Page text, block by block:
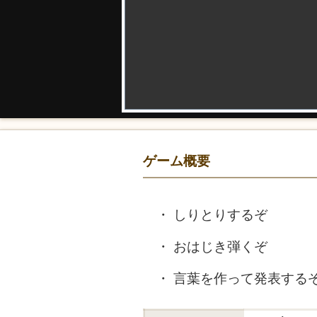
ゲーム概要
しりとりするぞ
おはじき弾くぞ
言葉を作って発表する